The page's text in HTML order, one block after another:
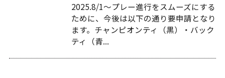
2025.8/1～プレー進行をスムーズにする
ために、今後は以下の通り要申請となり
ます。チャンピオンティ（黒）・バック
ティ（青...